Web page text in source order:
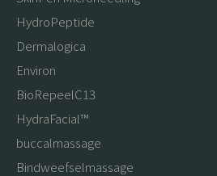
HydroPeptide
Dermalogica
Environ
BioRepeelC13
HydraFacial™
buccalmassage
Bindweefselmassage